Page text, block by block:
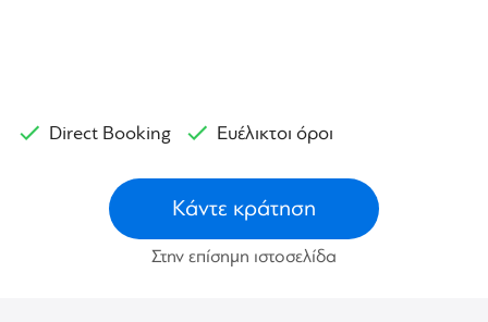
Direct Booking Ευέλικτοι όροι
Κάντε κράτηση
Στην επίσημη ιστοσελίδα